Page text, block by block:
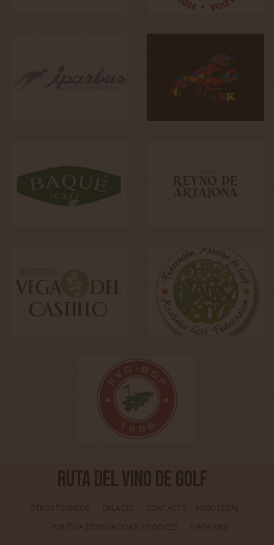
Ruta del Vino de Golf
OTROS TORNEOS ENLACES CONTACTO
AVISO LEGAL
POLÍTICA DE PRIVACIDAD Y COOKIES
MAPA WEB